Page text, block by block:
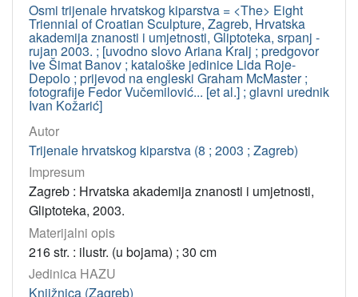
Osmi trijenale hrvatskog kiparstva = <The> Eight
Triennial of Croatian Sculpture, Zagreb, Hrvatska
akademija znanosti i umjetnosti, Gliptoteka, srpanj -
rujan 2003. ; [uvodno slovo Ariana Kralj ; predgovor
Ive Šimat Banov ; kataloške jedinice Lida Roje-
Depolo ; prijevod na engleski Graham McMaster ;
fotografije Fedor Vučemilović... [et al.] ; glavni urednik
Ivan Kožarić]
Autor
Trijenale hrvatskog kiparstva (8 ; 2003 ; Zagreb)
Impresum
Zagreb : Hrvatska akademija znanosti i umjetnosti,
Gliptoteka, 2003.
Materijalni opis
216 str. : ilustr. (u bojama) ; 30 cm
Jedinica HAZU
Knjižnica (Zagreb)